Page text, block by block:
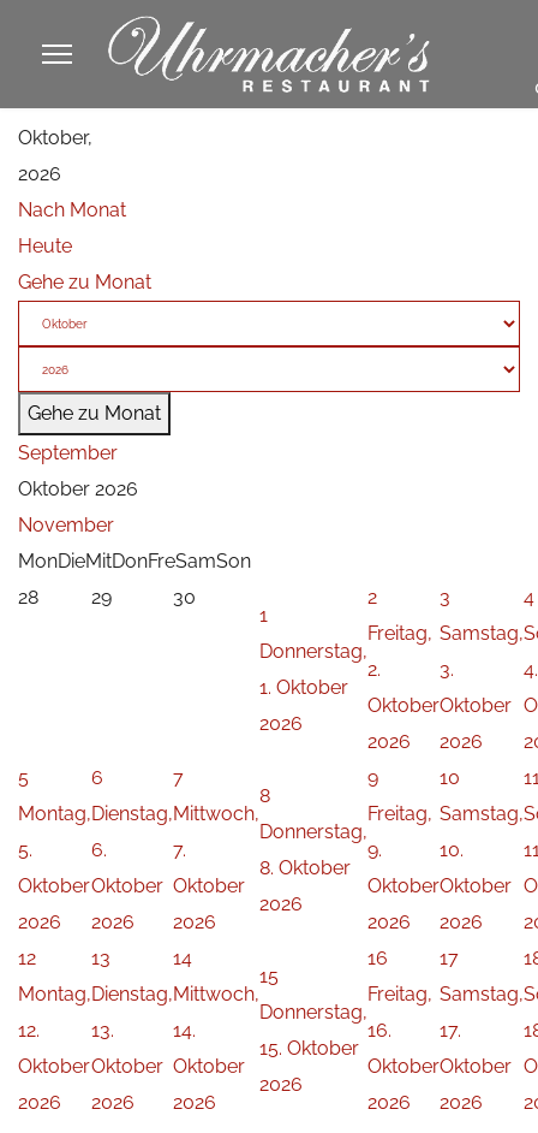
Oktober,
2026
Nach Monat
Heute
Gehe zu Monat
Gehe zu Monat
September
Oktober 2026
November
MonDieMitDonFreSamSon
28
29 30
1
Donnerstag,
1. Oktober
2026
2
Freitag,
2.
Oktober
2026
3
Samstag,
3.
Oktober
2026
4
4.
5
Montag,
5.
Oktober
2026
6
Dienstag,
6.
Oktober
2026
7
Mittwoch,
7.
Oktober
2026
8
Donnerstag,
8. Oktober
2026
9
Freitag,
9.
Oktober
2026
10
Samstag,
10.
Oktober
2026
12
Montag,
12.
Oktober
2026
13
Dienstag,
13.
Oktober
2026
14
Mittwoch,
14.
Oktober
2026
15
Donnerstag,
15. Oktober
2026
16
Freitag,
16.
Oktober
2026
17
Samstag,
17.
Oktober
2026